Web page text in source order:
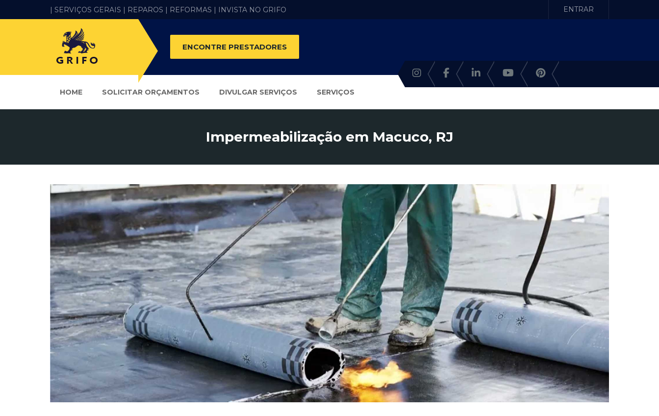
| SERVIÇOS GERAIS | REPAROS | REFORMAS | INVISTA NO GRIFO ENTRAR
ENCONTRE PRESTADORES
HOME SOLICITAR ORÇAMENTOS DIVULGAR SERVIÇOS SERVIÇOS
Impermeabilização em Macuco, RJ